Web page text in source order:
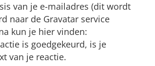
van je e-mailadres (dit wordt
naar de Gravatar service
kun je hier vinden:
is goedgekeurd, is je
van je reactie.